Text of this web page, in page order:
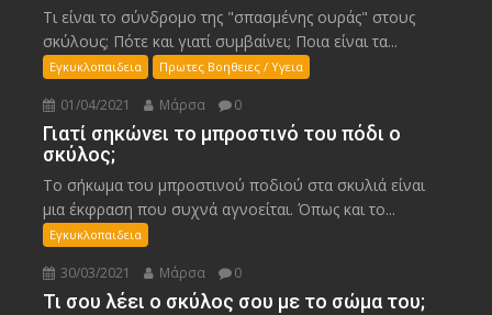
Τι είναι το σύνδρομο της "σπασμένης ουράς" στους
σκύλους; Πότε και γιατί συμβαίνει; Ποια είναι τα...
Εγκυκλοπαιδεια Πρωτες Βοηθειες / Υγεια
01/04/2021 Μάρσα 0
Γιατί σηκώνει το μπροστινό του πόδι ο
σκύλος;
Το σήκωμα του μπροστινού ποδιού στα σκυλιά είναι
μια έκφραση που συχνά αγνοείται. Όπως και το...
Εγκυκλοπαιδεια
30/03/2021 Μάρσα 0
Τι σου λέει ο σκύλος σου με το σώμα του;